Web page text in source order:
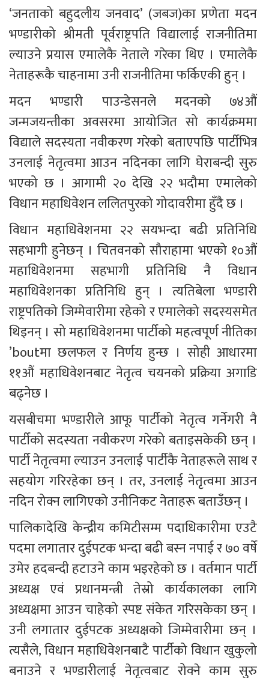
‘जनताको बहुदलीय जनवाद’ (जबज)का प्रणेता मदन
भण्डारीको श्रीमती पूर्वराष्ट्रपति विद्यालाई राजनीतिमा
ल्याउने प्रयास एमालेकै नेताले गरेका थिए । एमालेकै
नेताहरूकै चाहनामा उनी राजनीतिमा फर्किएकी हुन् ।
मदन भण्डारी पाउन्डेसनले मदनको ७४औं
जन्मजयन्तीका अवसरमा आयोजित सो कार्यक्रममा
विद्याले सदस्यता नवीकरण गरेको बताएपछि पार्टीभित्र
उनलाई नेतृत्वमा आउन नदिनका लागि घेराबन्दी सुरु
भएको छ । आगामी २० देखि २२ भदौमा एमालेको
विधान महाधिवेशन ललितपुरको गोदावरीमा हुँदै छ ।
विधान महाधिवेशनमा २२ सयभन्दा बढी प्रतिनिधि
सहभागी हुनेछन् । चितवनको सौराहामा भएको १०औं
महाधिवेशनमा सहभागी प्रतिनिधि नै विधान
महाधिवेशनका प्रतिनिधि हुन् । त्यतिबेला भण्डारी
राष्ट्रपतिको जिम्मेवारीमा रहेको र एमालेको सदस्यसमेत
थिइनन् । सो महाधिवेशनमा पार्टीको महत्वपूर्ण नीतिका
’boutमा छलफल र निर्णय हुन्छ । सोही आधारमा
११औं महाधिवेशनबाट नेतृत्व चयनको प्रक्रिया अगाडि
बढ्नेछ ।
यसबीचमा भण्डारीले आफू पार्टीको नेतृत्व गर्नेगरी नै
पार्टीको सदस्यता नवीकरण गरेको बताइसकेकी छन् ।
पार्टी नेतृत्वमा ल्याउन उनलाई पार्टीकै नेताहरूले साथ र
सहयोग गरिरहेका छन् । तर, उनलाई नेतृत्वमा आउन
नदिन रोक्न लागिएको उनीनिकट नेताहरू बताउँछन् ।
पालिकादेखि केन्द्रीय कमिटीसम्म पदाधिकारीमा एउटै
पदमा लगातार दुईपटक भन्दा बढी बस्न नपाई र ७० वर्षे
उमेर हदबन्दी हटाउने काम भइरहेको छ । वर्तमान पार्टी
अध्यक्ष एवं प्रधानमन्त्री तेस्रो कार्यकालका लागि
अध्यक्षमा आउन चाहेको स्पष्ट संकेत गरिसकेका छन् ।
उनी लगातार दुईपटक अध्यक्षको जिम्मेवारीमा छन् ।
त्यसैले, विधान महाधिवेशनबाटै पार्टीको विधान खुकुलो
बनाउने र भण्डारीलाई नेतृत्वबाट रोक्ने काम सुरु